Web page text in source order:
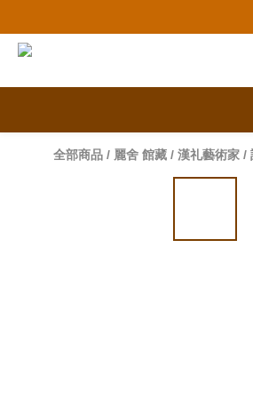
全部商品 / 麗舍 館藏 / 漢礼藝術家 /